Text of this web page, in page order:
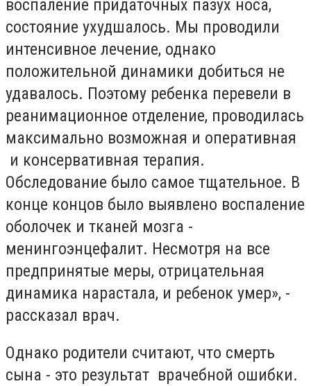
воспаление придаточных пазух носа,
состояние ухудшалось. Мы проводили
интенсивное лечение, однако
положительной динамики добиться не
удавалось. Поэтому ребенка перевели в
реанимационное отделение, проводилась
максимально возможная и оперативная
и консервативная терапия.
Обследование было самое тщательное. В
конце концов было выявлено воспаление
оболочек и тканей мозга -
менингоэнцефалит. Несмотря на все
предпринятые меры, отрицательная
динамика нарастала, и ребенок умер», -
рассказал врач.
Однако родители считают, что смерть
сына - это результат врачебной ошибки.